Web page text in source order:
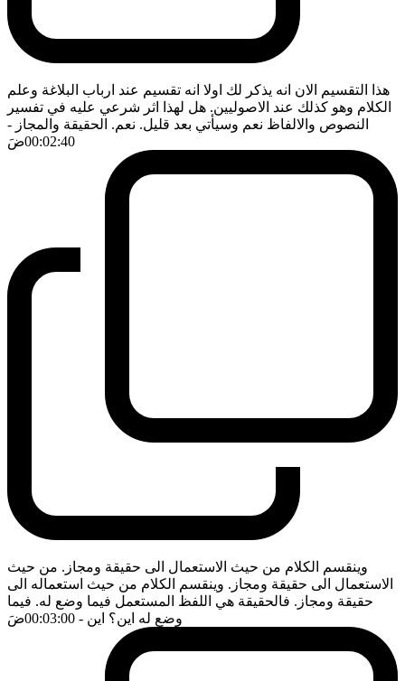
هذا التقسيم الان انه يذكر لك اولا انه تقسيم عند ارباب البلاغة وعلم
الكلام وهو كذلك عند الاصوليين. هل لهذا اثر شرعي عليه في تفسير
النصوص والالفاظ نعم وسيأتي بعد قليل. نعم. الحقيقة والمجاز -
00:02:40ضَ
وينقسم الكلام من حيث الاستعمال الى حقيقة ومجاز. من حيث
الاستعمال الى حقيقة ومجاز. وينقسم الكلام من حيث استعماله الى
حقيقة ومجاز. فالحقيقة هي اللفظ المستعمل فيما وضع له. فيما
وضع له اين؟ اين - 00:03:00 ضَ